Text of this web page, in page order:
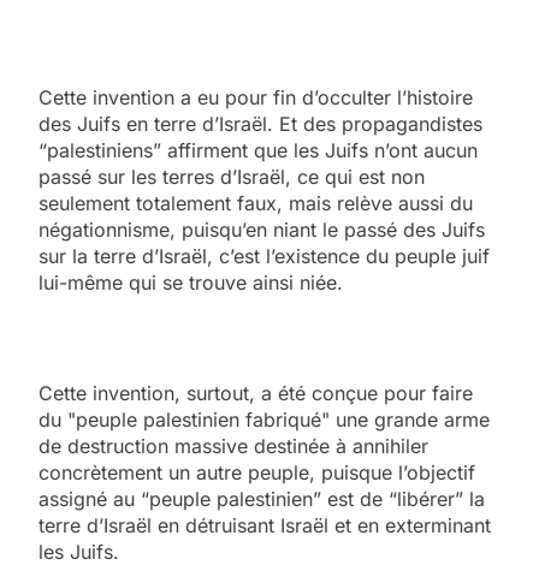
Cette invention a eu pour fin d’occulter l’histoire
des Juifs en terre d’Israël. Et des propagandistes
“palestiniens” affirment que les Juifs n’ont aucun
passé sur les terres d’Israël, ce qui est non
seulement totalement faux, mais relève aussi du
négationnisme, puisqu’en niant le passé des Juifs
sur la terre d’Israël, c’est l’existence du peuple juif
lui-même qui se trouve ainsi niée.
Cette invention, surtout, a été conçue pour faire
du "peuple palestinien fabriqué" une grande arme
de destruction massive destinée à annihiler
concrètement un autre peuple, puisque l’objectif
assigné au “peuple palestinien” est de “libérer” la
terre d’Israël en détruisant Israël et en exterminant
les Juifs.